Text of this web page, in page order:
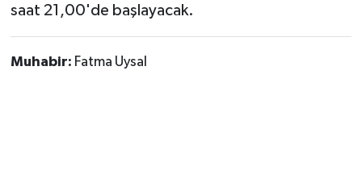
saat 21,00'de başlayacak.
Muhabir: Fatma Uysal